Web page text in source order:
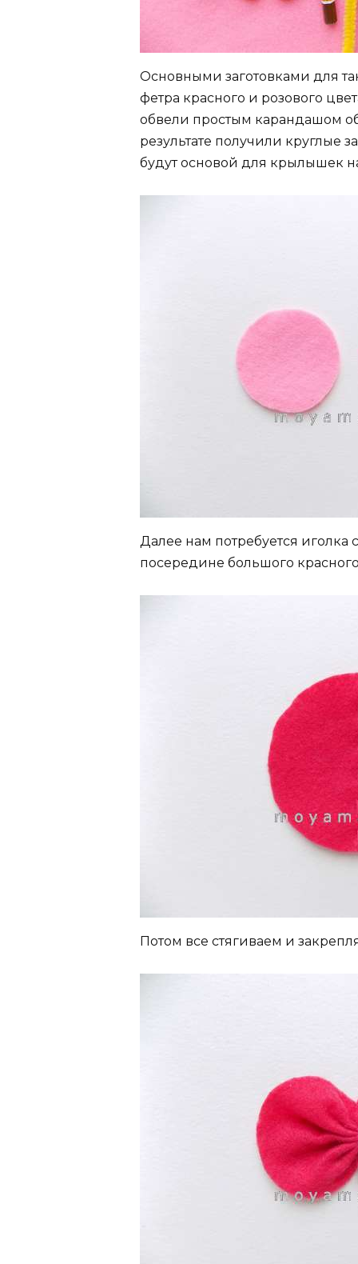
Основными заготовками для
фетра красного и розового
обвели простым карандашом
результате получили
будут основой для крылышек
Далее нам потребуется
посередине большого
Потом все стягиваем и